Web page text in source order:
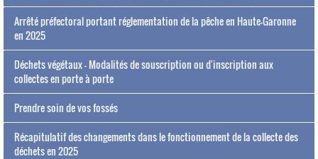
Arrêté préfectoral portant réglementation de la pêche en Haute-Garonne
en 2025
Déchets végétaux - Modalités de souscription ou d'inscription aux
collectes en porte à porte
Prendre soin de vos fossés
Récapitulatif des changements dans le fonctionnement de la collecte des
déchets en 2025